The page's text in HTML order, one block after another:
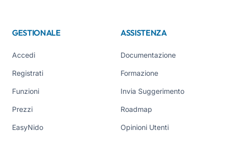
GESTIONALE
Accedi
Registrati
Funzioni
Prezzi
EasyNido
ASSISTENZA
Documentazione
Formazione
Invia Suggerimento
Roadmap
Opinioni Utenti